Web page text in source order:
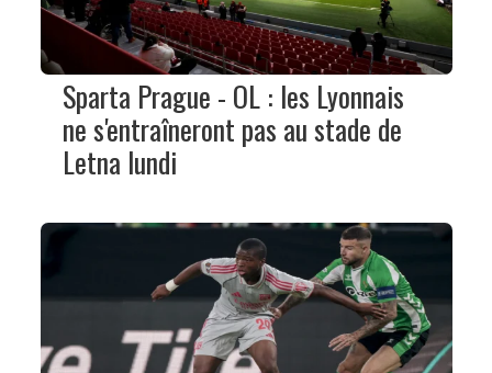
Sparta Prague - OL : les Lyonnais
ne s'entraîneront pas au stade de
Letna lundi